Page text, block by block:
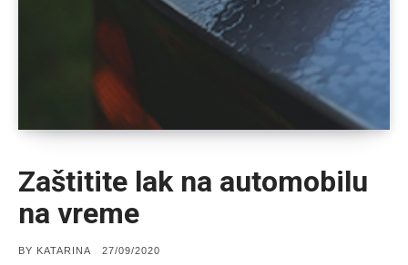
Zaštitite lak na automobilu
na vreme
BY KATARINA
POSTED
27/09/2020